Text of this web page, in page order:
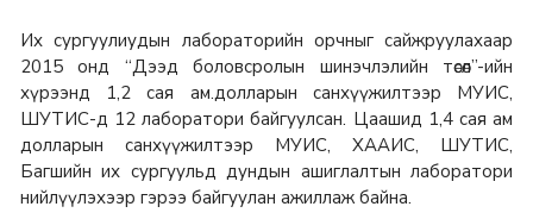
Их сургуулиудын лабораторийн орчныг сайжруулахаар
2015 онд “Дээд боловсролын шинэчлэлийн төсөл”-ийн
хүрээнд 1,2 сая ам.долларын санхүүжилтээр МУИС,
ШУТИС-д 12 лаборатори байгуулсан. Цаашид 1,4 сая ам
долларын санхүүжилтээр МУИС, ХААИС, ШУТИС,
Багшийн их сургуульд дундын ашиглалтын лаборатори
нийлүүлэхээр гэрээ байгуулан ажиллаж байна.